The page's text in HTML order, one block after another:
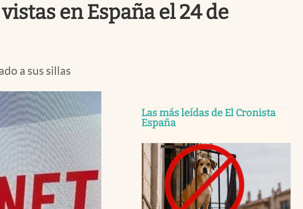
en España el 24 de
a sus sillas
Las más leídas de El Cronista
España